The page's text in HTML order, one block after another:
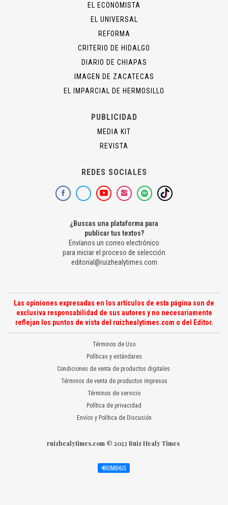
EL ECONOMISTA
EL UNIVERSAL
REFORMA
CRITERIO DE HIDALGO
DIARIO DE CHIAPAS
IMAGEN DE ZACATECAS
EL IMPARCIAL DE HERMOSILLO
PUBLICIDAD
MEDIA KIT
REVISTA
REDES SOCIALES
¿Buscas una plataforma para
publicar tus textos?
Envíanos un correo electrónico
para iniciar el proceso de selección
editorial@ruizhealytimes.com
Las opiniones expresadas en los artículos de esta página son de
exclusiva responsabilidad de sus autores y no necesariamente
reflejan los puntos de vista del ruizhealytimes.com o del Editor.
Términos de Uso
Políticas y estándares
Condiciones de venta de productos digitales
Términos de venta de productos impresos
Términos de servicio
Política de privacidad
Envíos y Política de Discusión
ruizhealytimes.com © 2023 Ruiz Healy Times